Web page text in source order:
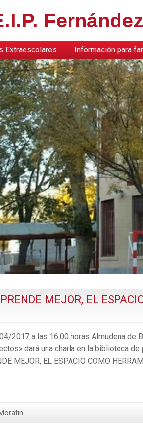
Extraescolares Información para
MEJOR, EL
2017 a las 16:00 horas Almudena de
dará una charla en la biblioteca
MEJOR, EL ESPACIO COMO